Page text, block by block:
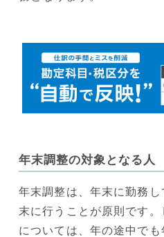
年末調整の対象となる人
年末調整は、年末に勤務
末に行うことが原則です
については、年の途中で